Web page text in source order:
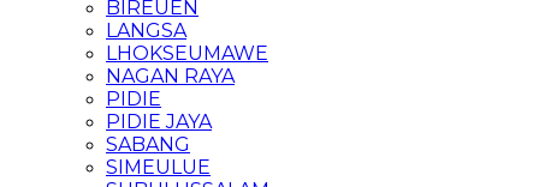
BIREUEN
LANGSA
LHOKSEUMAWE
NAGAN RAYA
PIDIE
PIDIE JAYA
SABANG
SIMEULUE